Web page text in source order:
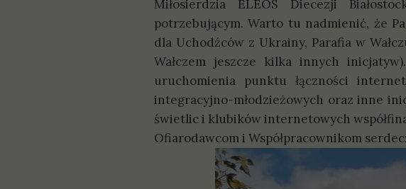
Miłosierdzia ELEOS Diecezji
potrzebującym. Warto tu nadmienić, że
dla Uchodźców z Ukrainy, Parafia w
Wałczem jeszcze kilka innych
uruchomienia punktu łączności
integracyjno-młodzieżowych oraz inne
świetlic i klubików internetowych
Ofiarodawcom i Współpracownikom